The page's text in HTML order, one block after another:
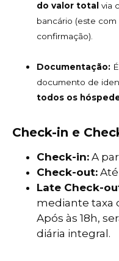
do valor total via
bancário (este com
confirmação).
Documentação:
documento de
todos os
Check-in e
Check-in: A
Check-out: Até
Late Check-
mediante taxa
Após às 18h,
diária integral.